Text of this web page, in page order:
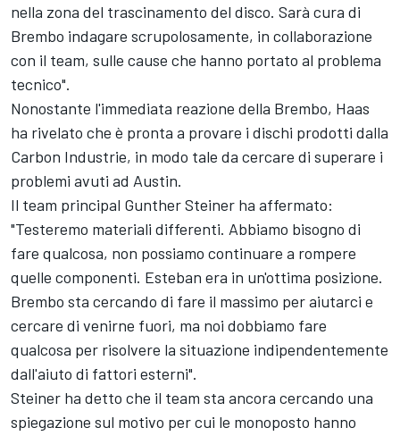
nella zona del trascinamento del disco. Sarà cura di
Brembo indagare scrupolosamente, in collaborazione
con il team, sulle cause che hanno portato al problema
tecnico".
Nonostante l'immediata reazione della Brembo, Haas
ha rivelato che è pronta a provare i dischi prodotti dalla
Carbon Industrie, in modo tale da cercare di superare i
problemi avuti ad Austin.
Il team principal Gunther Steiner ha affermato:
"Testeremo materiali differenti. Abbiamo bisogno di
fare qualcosa, non possiamo continuare a rompere
quelle componenti. Esteban era in un'ottima posizione.
Brembo sta cercando di fare il massimo per aiutarci e
cercare di venirne fuori, ma noi dobbiamo fare
qualcosa per risolvere la situazione indipendentemente
dall'aiuto di fattori esterni".
Steiner ha detto che il team sta ancora cercando una
spiegazione sul motivo per cui le monoposto hanno